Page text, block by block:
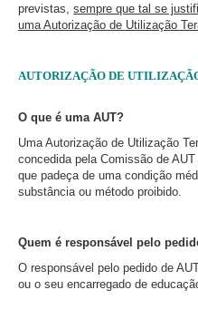
previstas, sempre que tal se
uma Autorização de Utilização
AUTORIZAÇÃO DE
O que é uma AUT?
Uma Autorização de Utilização
concedida pela Comissão de
que padeça de uma condição
substância ou método proibido.
Quem é responsável pelo
O responsável pelo pedido de
ou o seu encarregado de